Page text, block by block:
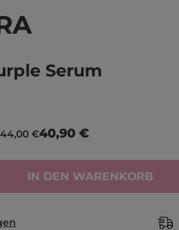
Serum
44,00 €40,90 €
IN DEN WARENKORB